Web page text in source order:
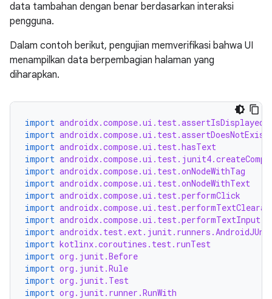
data tambahan dengan benar berdasarkan interaksi
pengguna.
Dalam contoh berikut, pengujian memverifikasi bahwa UI
menampilkan data berpembagian halaman yang
diharapkan.
import androidx.compose.ui.test.assertIsDisplayed
import androidx.compose.ui.test.assertDoesNotExist
import androidx.compose.ui.test.hasText
import
import androidx.compose.ui.test.onNodeWithTag
import androidx.compose.ui.test.onNodeWithText
import androidx.compose.ui.test.performClick
import
import androidx.compose.ui.test.performTextInput
import
import kotlinx.coroutines.test.runTest
import org.junit.Before
import org.junit.Rule
import org.junit.Test
import org.junit.runner.RunWith